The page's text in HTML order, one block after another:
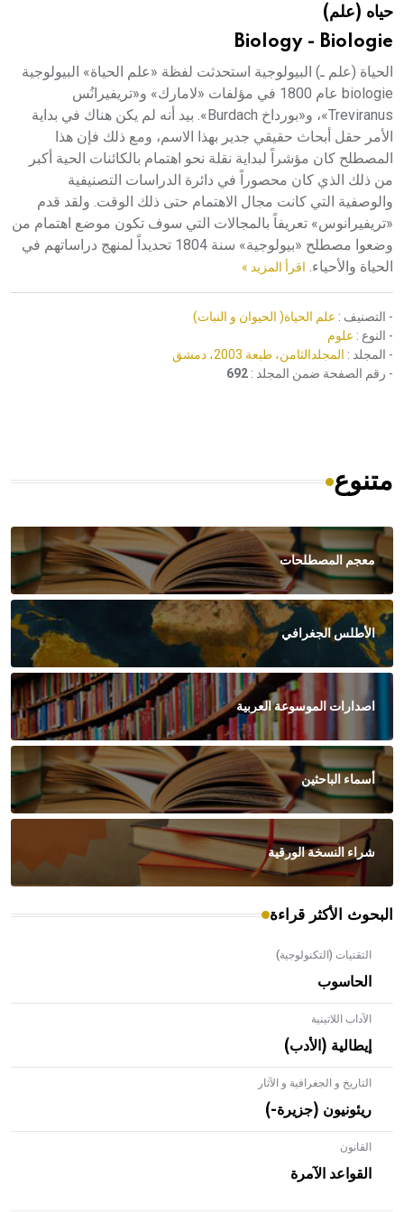
هيئة الموسوعة العربية تطلق موسوعات جديدة في عام 2026حياه (علم)
Biology - Biologie
الحياة (علم ـ) البيولوجية استحدثت لفظة «علم الحياة» البيولوجية
biologie عام 1800 في مؤلفات «لامارك» و«تريفيرانُس
Treviranus»، و«بورداخ Burdach». بيد أنه لم يكن هناك في بداية
الأمر حقل أبحاث حقيقي جدير بهذا الاسم، ومع ذلك فإن هذا
المصطلح كان مؤشراً لبداية نقلة نحو اهتمام بالكائنات الحية أكبر
من ذلك الذي كان محصوراً في دائرة الدراسات التصنيفية
والوصفية التي كانت مجال الاهتمام حتى ذلك الوقت. ولقد قدم
«تريفيرانوس» تعريفاً بالمجالات التي سوف تكون موضع اهتمام من
وضعوا مصطلح «بيولوجية» سنة 1804 تحديداً لمنهج دراساتهم في
الحياة والأحياء. اقرأ المزيد »
- التصنيف : علم الحياة( الحيوان و النبات)
- النوع : علوم
- المجلد : المجلدالثامن، طبعة 2003، دمشق
- رقم الصفحة ضمن المجلد : 692
متنوع
معجم المصطلحات
الأطلس الجغرافي
اصدارات الموسوعة العربية
أسماء الباحثين
شراء النسخة الورقية
البحوث الأكثر قراءة
التقنيات (التكنولوجية)
الحاسوب
الآداب اللاتينية
إيطالية (الأدب)
التاريخ و الجغرافية و الآثار
ريئونيون (جزيرة-)
القانون
القواعد الآمرة
- هل تعلم أن الأبلق نوع من الفنون الهندسية التي ارتبطت
بالعمارة الإسلامية في بلاد الشام ومصر خاصة، حيث يحرص
المعمار على بناء مداميكه وخاصة في الواجهات